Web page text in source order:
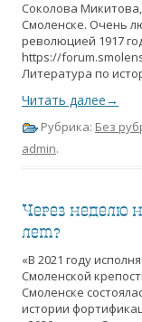
Соколова
Смоленске. Очень
революцией 1917
https://
Литература по
Читать далее→
Рубрика: Без
admin.
Через неделю
лет?
«В 2021 году
Смоленской
Смоленске
истории